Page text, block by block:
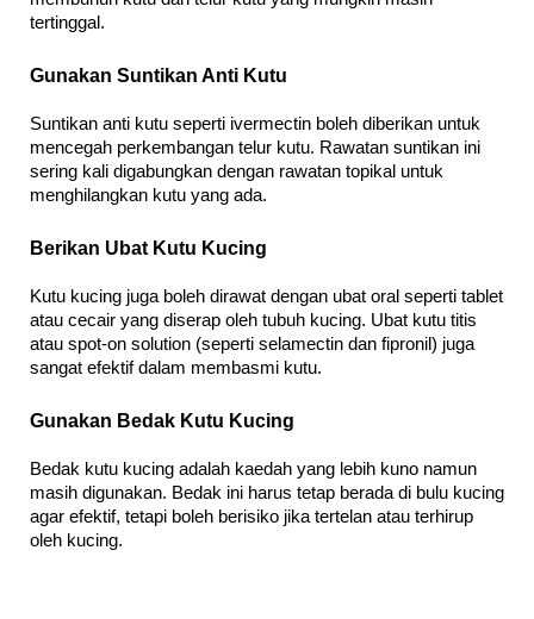
tertinggal.
Gunakan Suntikan Anti Kutu
Suntikan anti kutu seperti ivermectin boleh diberikan untuk
mencegah perkembangan telur kutu. Rawatan suntikan ini
sering kali digabungkan dengan rawatan topikal untuk
menghilangkan kutu yang ada.
Berikan Ubat Kutu Kucing
Kutu kucing juga boleh dirawat dengan ubat oral seperti tablet
atau cecair yang diserap oleh tubuh kucing. Ubat kutu titis
atau spot-on solution (seperti selamectin dan fipronil) juga
sangat efektif dalam membasmi kutu.
Gunakan Bedak Kutu Kucing
Bedak kutu kucing adalah kaedah yang lebih kuno namun
masih digunakan. Bedak ini harus tetap berada di bulu kucing
agar efektif, tetapi boleh berisiko jika tertelan atau terhirup
oleh kucing.